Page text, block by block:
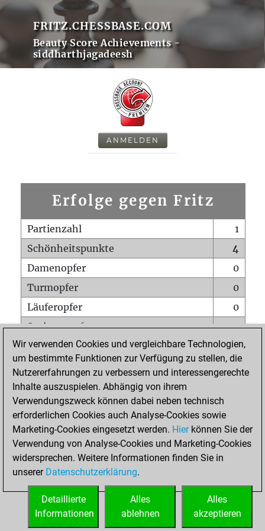
FRITZ.CHESSBASE.COM
Beauty Score Achievements -
siddharthjagadeesh
ANMELDEN
Erfolge gegen Fritz
Partienzahl
1
Schönheitspunkte
4
Damenopfer
0
Turmopfer
0
Läuferopfer
0
Springeropfer
0
Bauernopfer
1
Matt auf vollem Brett
0
Bauer setzt Matt
Erstickte Matts
Unterverwandlungen
0
Türme auf der siebten
0
STARTSEITE
Wir verwenden Cookies und vergleichbare Technologien,
um bestimmte Funktionen zur Verfügung zu stellen, die
Nutzererfahrungen zu verbessern und interessengerechte
Inhalte auszuspielen. Abhängig von ihrem
Verwendungszweck können dabei neben technisch
erforderlichen Cookies auch Analyse-Cookies sowie
Marketing-Cookies eingesetzt werden. Hierkönnen Sie der
Verwendung von Analyse-Cookies und Marketing-Cookies
widersprechen. Weitere Informationen finden Sie in
unserer Datenschutzerklärung.
Alles
akzeptieren
Alles
ablehnen
Detaillierte
Informationen